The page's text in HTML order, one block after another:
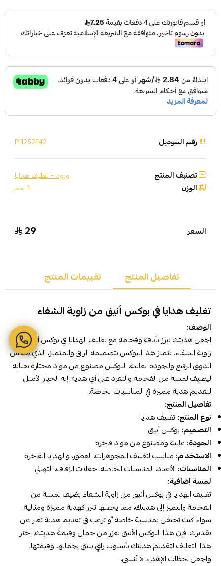
رقم الموديل P11252F42
تصنيف المنتج ورود - تغليف هدايا
الوزن 1 جم
السعر 29
تفاصيل المنتج تقييمات المنتج
تغليف هدايا في بوكس أنيق من زاوية الشفاء
الوصف:
اجعل هديتك تبرز بأناقة وفخامة مع تغليف الهدايا في بوكس أنيق من
زاوية الشفاء. يتميز هذا البوكس بتصميمه الراقي والمتميز، الذي يعكس
الذوق الرفيع والجودة العالية. البوكس مصنوع من مواد مختارة بعناية
ليضيف لمسة من الفخامة والتفرد على أي هدية. إنه الخيار الأمثل
لتقديم هدية مميزة في المناسبات الخاصة.
تفاصيل المنتج:
نوع المنتج:تغليف هدايا
التصميم: بوكس أنيق
الجودة: عالية ومصنوع من مواد فاخرة
الاستخدام: مناسب لتغليف المجوهرات، العطور، والهدايا الفاخرة
المناسبات: الأعياد، المناسبات الخاصة، حفلات الزفاف، التهاني
لمسة إضافية:
تغليف الهدايا في بوكس أنيق من زاوية الشفاء يضيف لمسة من
الفخامة والتميز إلى هديتك، مما يجعلها تبرز كهدية مميزة ومثالية.
سواء كنت تحتفل بمناسبة خاصة أو ترغب في تقديم هدية تعبر عن
تقديرك، فإن هذا البوكس الأنيق يعزز من جمال وقيمة هديتك. اختر
هذا التغليف لتقديم هديتك بأسلوب راقٍ يليق بجمالها وقيمتها،
واجعل لحظات الإهداء لا تُنسى.